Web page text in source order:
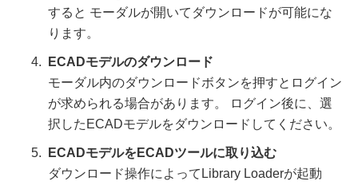
すると モーダルが開いてダウンロードが可能にな
ります。
ECADモデルのダウンロード
モーダル内のダウンロードボタンを押すとログイン
が求められる場合があります。 ログイン後に、選
択したECADモデルをダウンロードしてください。
ECADモデルをECADツールに取り込む
ダウンロード操作によってLibrary Loaderが起動